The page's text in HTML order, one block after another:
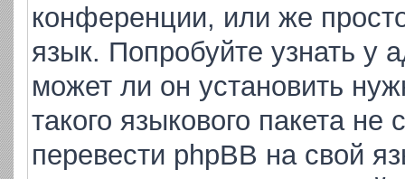
конференции, или же
язык. Попробуйте узнать у
может ли он установить
такого языкового пакета
перевести phpBB на свой